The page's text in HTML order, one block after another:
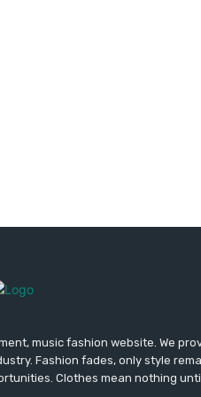
music fashion website. We
Fashion fades, only style
Clothes mean nothing